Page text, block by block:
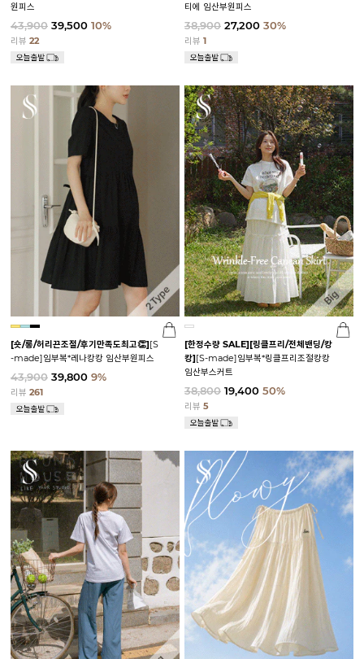
원피스
43,900 39,500 10%
리뷰 22
티에 임산부원피스
38,900 27,200 30%
리뷰 1
[숏/롱/허리끈조절/후기만족도최고👏][S
-made]임부복*레나캉캉 임산부원피스
43,900 39,800 9%
리뷰 261
[한정수량 SALE][링클프리/전체밴딩/캉
캉][S-made]임부복*링클프리조절캉캉
임산부스커트
38,800 19,400 50%
리뷰 5